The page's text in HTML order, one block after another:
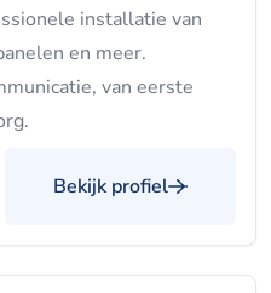
installatie van
en meer.
van eerste
Bekijk profiel